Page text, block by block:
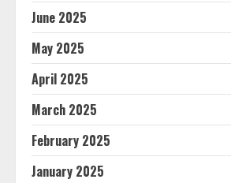
June 2025
May 2025
April 2025
March 2025
February 2025
January 2025